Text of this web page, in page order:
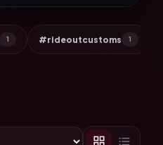
1 #rideoutcustoms 1